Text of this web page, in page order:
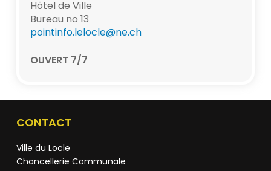
Hôtel de Ville
Bureau no 13
pointinfo.lelocle@ne.ch
OUVERT 7/7
CONTACT
Ville du Locle
Chancellerie Communale